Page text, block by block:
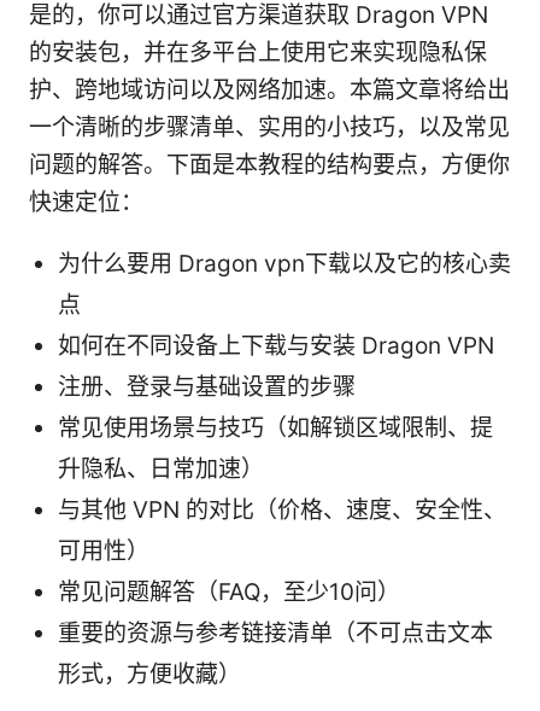
是的，你可以通过官方渠道获取 Dragon VPN
的安装包，并在多平台上使用它来实现隐私保
护、跨地域访问以及网络加速。本篇文章将给出
一个清晰的步骤清单、实用的小技巧，以及常见
问题的解答。下面是本教程的结构要点，方便你
快速定位：
为什么要用 Dragon vpn下载以及它的核心卖
点
如何在不同设备上下载与安装 Dragon VPN
注册、登录与基础设置的步骤
常见使用场景与技巧（如解锁区域限制、提
升隐私、日常加速）
与其他 VPN 的对比（价格、速度、安全性、
可用性）
常见问题解答（FAQ，至少10问）
重要的资源与参考链接清单（不可点击文本
形式，方便收藏）